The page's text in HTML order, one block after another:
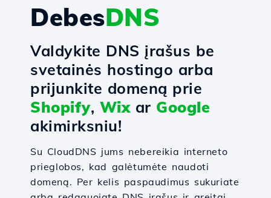
DebesDNS
Valdykite DNS įrašus be
svetainės hostingo arba
prijunkite domeną prie
Shopify, Wixar Google
akimirksniu!
Su CloudDNS jums nebereikia interneto
prieglobos, kad galėtumėte naudoti
domeną. Per kelis paspaudimus sukuriate